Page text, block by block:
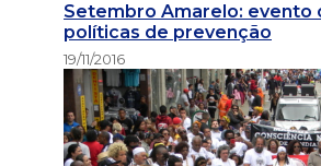
Setembro Amarelo: evento
políticas de prevenção
19/11/2016